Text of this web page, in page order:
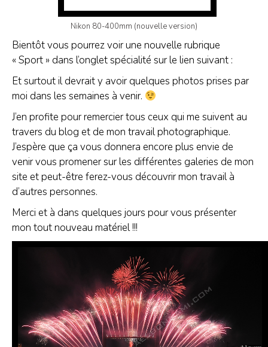
Nikon 80-400mm (nouvelle version)
Bientôt vous pourrez voir une nouvelle rubrique
« Sport » dans l’onglet spécialité sur le lien suivant :
Et surtout il devrait y avoir quelques photos prises par
moi dans les semaines à venir.
J’en profite pour remercier tous ceux qui me suivent au
travers du blog et de mon travail photographique.
J’espère que ça vous donnera encore plus envie de
venir vous promener sur les différentes galeries de mon
site et peut-être ferez-vous découvrir mon travail à
d’autres personnes.
Merci et à dans quelques jours pour vous présenter
mon tout nouveau matériel !!!